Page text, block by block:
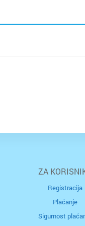
ZA
Registracija
Plaćanje
Sigurnost